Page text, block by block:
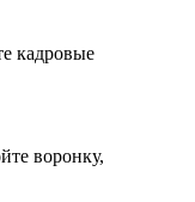
кадровые
воронку,